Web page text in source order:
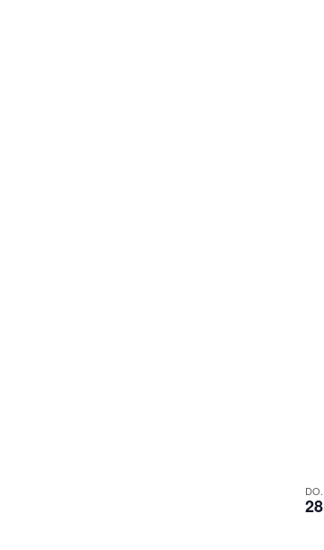
DO.
28